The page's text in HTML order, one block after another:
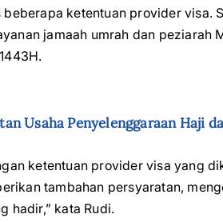
ketentuan provider visa.
jamaah umrah dan peziarah
Usaha Penyelenggaraan Haji
ketentuan provider visa yang
tambahan persyaratan,
hadir,” kata Rudi.